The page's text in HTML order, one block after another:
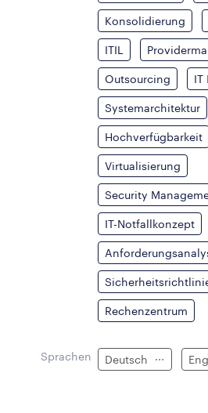
Konsolidierung
ITIL
Outsourcing IT
Systemarchitektur
Hochverfügbarkeit
Virtualisierung
Security
IT-Notfallkonzept
Rechenzentrum
Sprachen Deutsch